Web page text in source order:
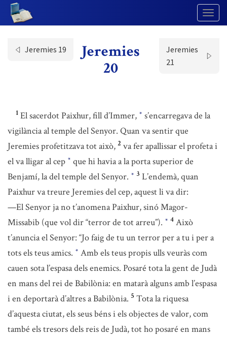
Jeremies 19
Jeremies
20
Jeremies
21
1 El sacerdot Paixhur, fill d’Immer, * s’encarregava de la
vigilància al temple del Senyor. Quan va sentir que
Jeremies profetitzava tot això, 2 va fer apallissar el profeta i
el va lligar al cep * que hi havia a la porta superior de
Benjamí, la del temple del Senyor. * 3 L’endemà, quan
Paixhur va treure Jeremies del cep, aquest li va dir:
—El Senyor ja no t’anomena Paixhur, sinó Magor-
Missabib (que vol dir “terror de tot arreu”). * 4 Això
t’anuncia el Senyor: “Jo faig de tu un terror per a tu i per a
tots els teus amics. * Amb els teus propis ulls veuràs com
cauen sota l’espasa dels enemics. Posaré tota la gent de Judà
en mans del rei de Babilònia: en matarà alguns amb l’espasa
i en deportarà d’altres a Babilònia. 5 Tota la riquesa
d’aquesta ciutat, els seus béns i els objectes de valor, com
també els tresors dels reis de Judà, tot ho posaré en mans